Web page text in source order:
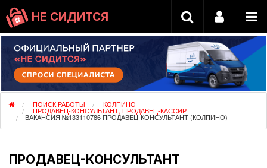
НЕ СИДИТСЯ
ПОИСК РАБОТЫ КОЛПИНО
ПРОДАВЕЦ-КОНСУЛЬТАНТ, ПРОДАВЕЦ-КАССИР
ВАКАНСИЯ №133110786 ПРОДАВЕЦ-КОНСУЛЬТАНТ (КОЛПИНО)
ПРОДАВЕЦ-КОНСУЛЬТАНТ